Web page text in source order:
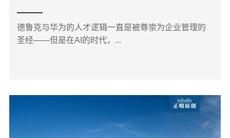
德鲁克与华为的人才逻辑一直是被尊崇为企业管理的
圣经——但是在AI的时代，...